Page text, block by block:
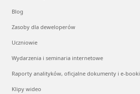
Blog
Zasoby dla deweloperów
Uczniowie
Wydarzenia i seminaria internetowe
Raporty analityków, oficjalne dokumenty i e-booki
Klipy wideo